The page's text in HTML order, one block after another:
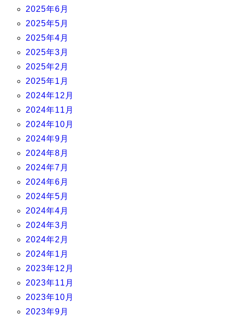
2025年6月
2025年5月
2025年4月
2025年3月
2025年2月
2025年1月
2024年12月
2024年11月
2024年10月
2024年9月
2024年8月
2024年7月
2024年6月
2024年5月
2024年4月
2024年3月
2024年2月
2024年1月
2023年12月
2023年11月
2023年10月
2023年9月